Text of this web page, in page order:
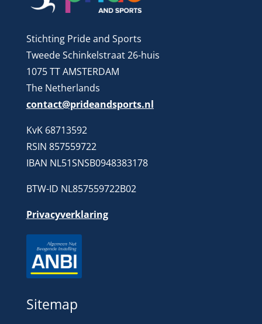
Stichting Pride and Sports
Tweede Schinkelstraat 26-huis
1075 TT AMSTERDAM
The Netherlands
contact@prideandsports.nl
KvK 68713592
RSIN 857559722
IBAN NL51SNSB0948383178
BTW-ID NL857559722B02
Privacyverklaring
Sitemap